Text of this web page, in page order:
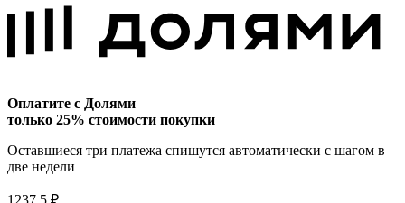
Оплатите с Долями
только 25% стоимости покупки
Оставшиеся три платежа спишутся автоматически с шагом в
две недели
1237.5 ₽